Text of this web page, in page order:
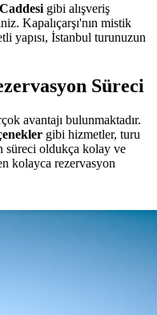
gibi alışveriş
Kapalıçarşı'nın mistik
yapısı, İstanbul turunuzun
Süreci
avantajı bulunmaktadır.
gibi hizmetler, turu
süreci oldukça kolay ve
kolayca rezervasyon